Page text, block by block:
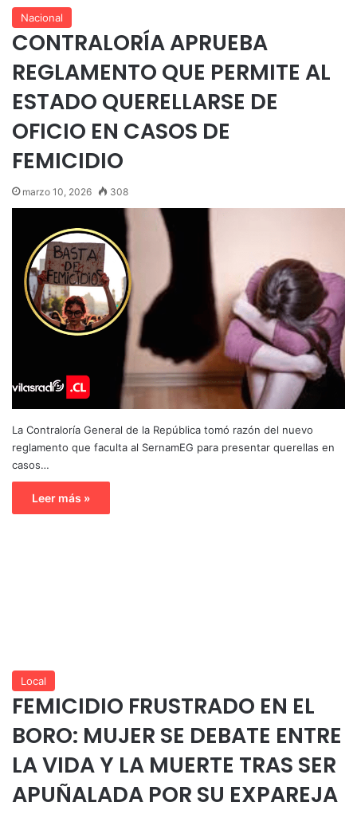
Nacional
CONTRALORÍA APRUEBA
REGLAMENTO QUE PERMITE AL
ESTADO QUERELLARSE DE
OFICIO EN CASOS DE
FEMICIDIO
marzo 10, 2026 308
La Contraloría General de la República tomó razón del nuevo
reglamento que faculta al SernamEG para presentar querellas en
casos…
Leer más »
Local
FEMICIDIO FRUSTRADO EN EL
BORO: MUJER SE DEBATE ENTRE
LA VIDA Y LA MUERTE TRAS SER
APUÑALADA POR SU EXPAREJA